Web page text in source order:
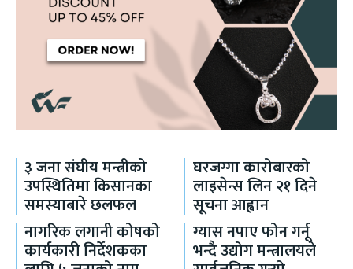
३ जना संघीय मन्त्रीको
उपस्थितिमा किसानका
समस्याबारे छलफल
घरजग्गा कारोबारको
लाइसेन्स लिन २१ दिने
सूचना आह्वान
नागरिक लगानी कोषको
कार्यकारी निर्देशकका
ग्यास नपाए फोन गर्नू
भन्दै उद्योग मन्त्रालयले